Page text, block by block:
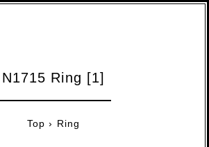
N1715 Ring [1]
Top › Ring